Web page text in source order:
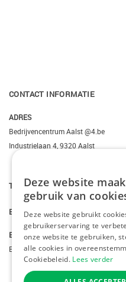
CONTACT INFORMATIE
ADRES
Bedrijvencentrum Aalst @4.be
Industrielaan 4, 9320 Aalst
T. +3223095206
E. info@kiddotravel.be
BTW
BE 0685795740
Deze website
gebruik van
Deze website gebruikt
gebruikerservaring te
onze website te gebruiken,
alle cookies in
Cookiebeleid. Lees verder